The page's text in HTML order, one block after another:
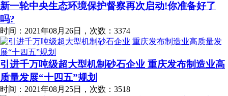
新一轮中央生态环境保护督察再次启动!你准备好了
吗?
时间：2021年08月26日，次数：3374
引进千万吨级超大型机制砂石企业 重庆发布制造业高
质量发展“十四五”规划
时间：2021年08月25日，次数：3518